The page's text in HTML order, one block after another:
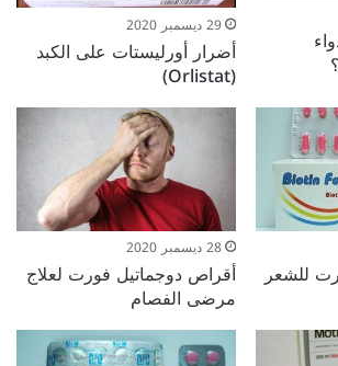
29 ديسمبر 2020
أضرار أورليستات على الكبد
(Orlistat)
للشعر
28 ديسمبر 2020
أقراص دوجماتيل فورت لعلاج
مرضى الفصام